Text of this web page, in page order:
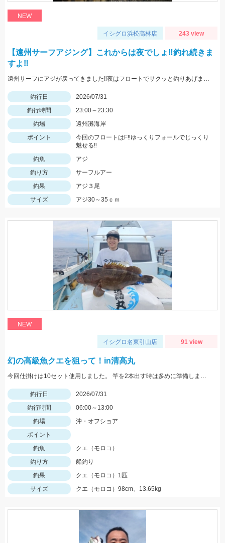
NEW
イシグロ浜松高林店 243 view
【遠州サーフアジング】これからは夜でしょ‼釣れ続きま
すよ‼
遠州サーフにアジが戻ってきました‼夜はフロートでサクッと釣りあげましょう‼
釣行日
2026/07/31
釣行時間
23:00～23:30
釣場
遠州灘海岸
ポイント
今回のフロートはF‼ゆっくりフォールでじっくり
魅せる‼
釣魚
アジ
釣り方
サーフルアー
釣果
アジ３尾
サイズ
アジ30～35ｃｍ
NEW
イシグロ名東引山店 91 view
幻の高級魚クエを狙って！in清高丸
今回仕掛けは10セット使用しました。 竿を2本出す時は多めに準備しましょう！
釣行日
2026/07/31
釣行時間
06:00～13:00
釣場
沖・オフショア
ポイント
釣魚
クエ（モロコ）
釣り方
船釣り
釣果
クエ（モロコ）1匹
サイズ
クエ（モロコ）98cm、13.65kg